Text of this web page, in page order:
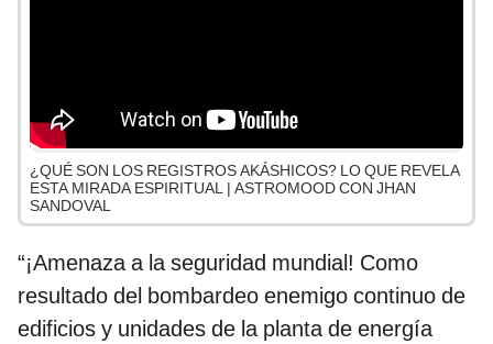
¿QUÉ SON LOS REGISTROS AKÁSHICOS? LO QUE REVELA
ESTA MIRADA ESPIRITUAL | ASTROMOOD CON JHAN
SANDOVAL
“¡Amenaza a la seguridad mundial! Como
resultado del bombardeo enemigo continuo de
edificios y unidades de la planta de energía